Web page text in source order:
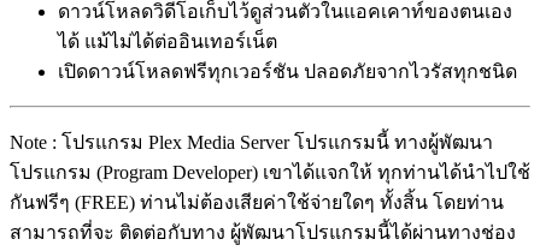
ดาวน์โหลดวิดีโอเก็บไว้ดูส่วนตัวในแอคเคาท์ของตนเอง
ได้ แม้ไม่ได้ต่ออินเทอร์เน็ต
เปิดดาวน์โหลดฟรีทุกเวอร์ชัน ปลอดภัยจากไวรัสทุกชนิด
Note : โปรแกรม Plex Media Server โปรแกรมนี้ ทางผู้พัฒนา
โปรแกรม (Program Developer) เขาได้แจกให้ ทุกท่านได้นำไปใช้
กันฟรีๆ (FREE) ท่านไม่ต้องเสียค่าใช้จ่ายใดๆ ทั้งสิ้น โดยท่าน
สามารถที่จะ ติดต่อกับทาง ผู้พัฒนาโปรแกรมนี้ได้ผ่านทางช่อง